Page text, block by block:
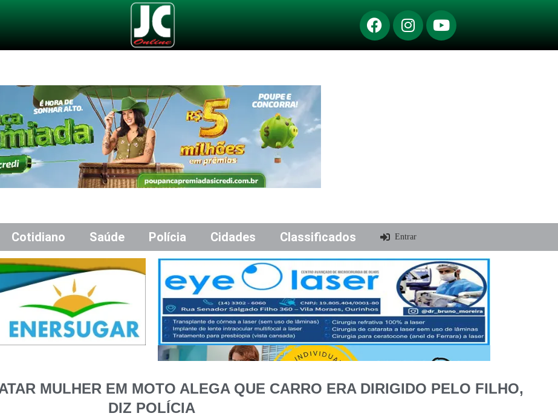
Cotidiano Saúde Polícia Cidades Classificados Entrar
MULHER EM MOTO ALEGA QUE CARRO ERA DIRIGIDO PELO FILHO,
DIZ POLÍCIA